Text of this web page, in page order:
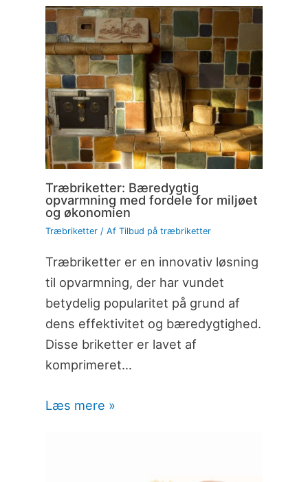
Træbriketter: Bæredygtig
opvarmning med fordele for miljøet
og økonomien
Træbriketter/ Af Tilbud på træbriketter
Træbriketter er en innovativ løsning
til opvarmning, der har vundet
betydelig popularitet på grund af
dens effektivitet og bæredygtighed.
Disse briketter er lavet af
komprimeret…
Læs mere »